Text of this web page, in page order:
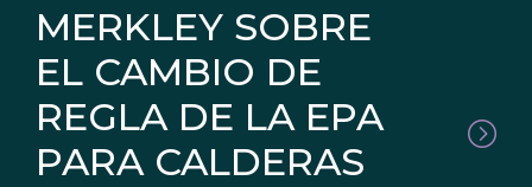
MERKLEY SOBRE
EL CAMBIO DE
REGLA DE LA EPA
PARA CALDERAS